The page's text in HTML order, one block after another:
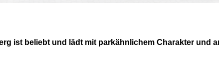
ist beliebt und lädt mit parkähnlichem Charakter und